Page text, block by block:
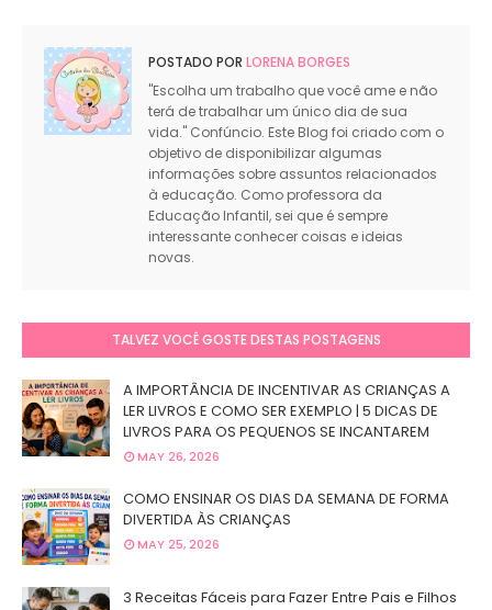
POSTADO POR LORENA BORGES
"Escolha um trabalho que você ame e não
terá de trabalhar um único dia de sua
vida." Confúncio. Este Blog foi criado com o
objetivo de disponibilizar algumas
informações sobre assuntos relacionados
à educação. Como professora da
Educação Infantil, sei que é sempre
interessante conhecer coisas e ideias
novas.
TALVEZ VOCÊ GOSTE DESTAS POSTAGENS
A IMPORTÂNCIA DE INCENTIVAR AS CRIANÇAS A
LER LIVROS E COMO SER EXEMPLO | 5 DICAS DE
LIVROS PARA OS PEQUENOS SE INCANTAREM
MAY 26, 2026
COMO ENSINAR OS DIAS DA SEMANA DE FORMA
DIVERTIDA ÀS CRIANÇAS
MAY 25, 2026
3 Receitas Fáceis para Fazer Entre Pais e Filhos